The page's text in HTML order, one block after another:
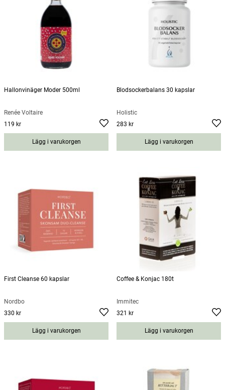
Hallonvinäger Moder 500ml
Renée Voltaire
Pris:
119 kr
Lägg i varukorgen
Blodsockerbalans 30 kapslar
Holistic
Pris:
283 kr
Lägg i varukorgen
First Cleanse 60 kapslar
Nordbo
Pris:
330 kr
Lägg i varukorgen
Coffee & Konjac 180t
Immitec
Pris:
321 kr
Lägg i varukorgen